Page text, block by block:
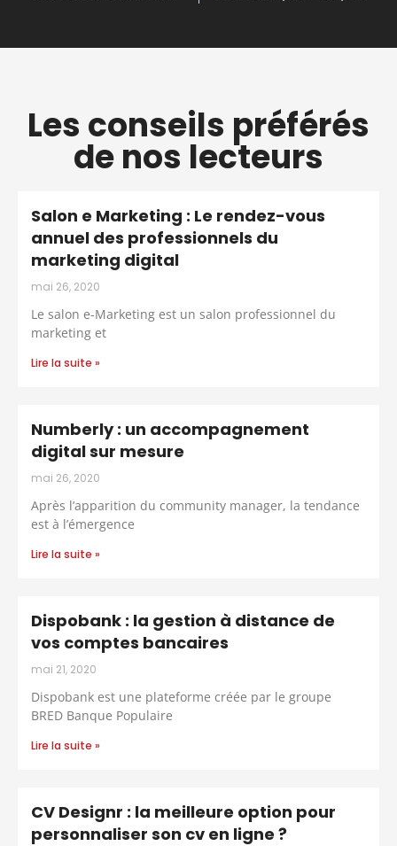
Les conseils préférés
de nos lecteurs
Salon e Marketing : Le rendez-vous
annuel des professionnels du
marketing digital
mai 26, 2020
Le salon e-Marketing est un salon professionnel du
marketing et
Lire la suite »
Numberly : un accompagnement
digital sur mesure
mai 26, 2020
Après l’apparition du community manager, la tendance
est à l’émergence
Lire la suite »
Dispobank : la gestion à distance de
vos comptes bancaires
mai 21, 2020
Dispobank est une plateforme créée par le groupe
BRED Banque Populaire
Lire la suite »
CV Designr : la meilleure option pour
personnaliser son cv en ligne ?